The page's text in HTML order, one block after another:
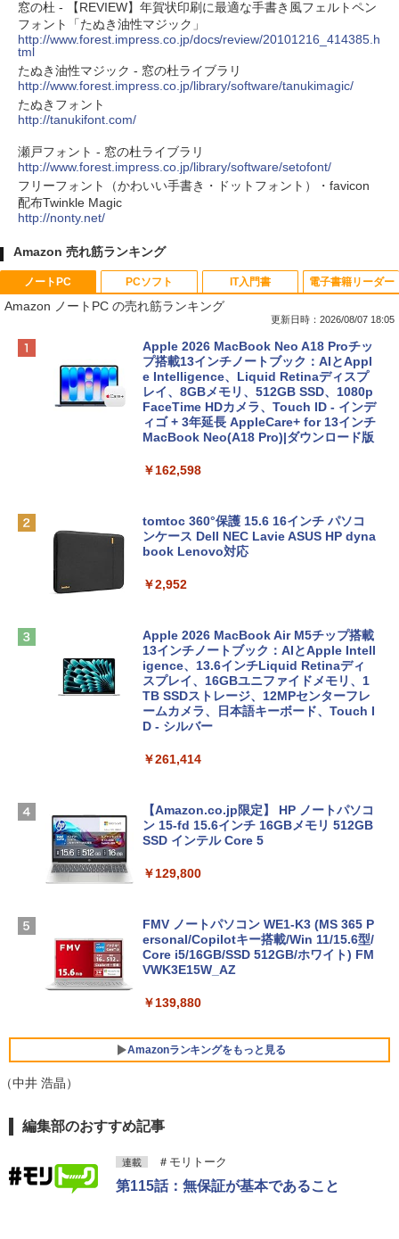
窓の杜 - 【REVIEW】年賀状印刷に最適な手書き風フェルトペン
フォント「たぬき油性マジック」
http://www.forest.impress.co.jp/docs/review/20101216_414385.h
tml
たぬき油性マジック - 窓の杜ライブラリ
http://www.forest.impress.co.jp/library/software/tanukimagic/
たぬきフォント
http://tanukifont.com/
瀬戸フォント - 窓の杜ライブラリ
http://www.forest.impress.co.jp/library/software/setofont/
フリーフォント（かわいい手書き・ドットフォント）・favicon
配布Twinkle Magic
http://nonty.net/
Amazon 売れ筋ランキング
ノートPC
Amazon ノートPC の売れ筋ランキング
更新日時：2026/08/07 18:05
Apple 2026 MacBook Neo A18 Proチッ
プ搭載13インチノートブック：AIとAppl
e Intelligence、Liquid Retinaディスプ
レイ、8GBメモリ、512GB SSD、1080p
FaceTime HDカメラ、Touch ID - インデ
ィゴ + 3年延長 AppleCare+ for 13インチ
MacBook Neo(A18 Pro)|ダウンロード版
￥162,598
tomtoc 360°保護 15.6 16インチ パソコ
ンケース Dell NEC Lavie ASUS HP dyna
book Lenovo対応
￥2,952
Apple 2026 MacBook Air M5チップ搭載
13インチノートブック：AIとApple Intell
igence、13.6インチLiquid Retinaディ
スプレイ、16GBユニファイドメモリ、1
TB SSDストレージ、12MPセンターフレ
ームカメラ、日本語キーボード、Touch I
D - シルバー
￥261,414
【Amazon.co.jp限定】 HP ノートパソコ
ン 15-fd 15.6インチ 16GBメモリ 512GB
SSD インテル Core 5
￥129,800
FMV ノートパソコン WE1-K3 (MS 365 P
ersonal/Copilotキー搭載/Win 11/15.6型/
Core i5/16GB/SSD 512GB/ホワイト) FM
VWK3E15W_AZ
￥139,880
Amazonランキングをもっと見る
PCソフト
Robloxギフトカード - 800 Robux 【限
インゲームコード】 ロブロックス | オン
ラインコード版
IT入門書
生成AIパスポート公式テキスト 第４版
￥1,766
電子書籍リーダー
Amazon Kindle Paperwhite (16GB) 7イ
週間持続バッテリー、広告なし、ブラッ
ク
（中井 浩晶）
編集部のおすすめ記事
連載 ＃モリトーク
第115話：無保証が基本であること